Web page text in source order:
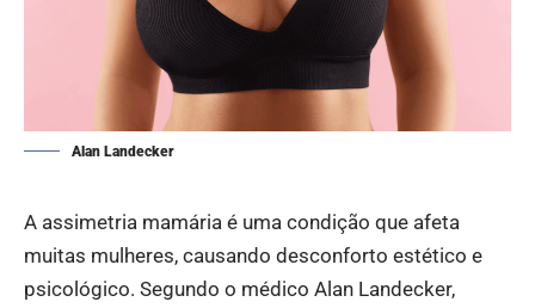
Alan Landecker
A assimetria mamária é uma condição que afeta
muitas mulheres, causando desconforto estético e
psicológico. Segundo o médico Alan Landecker,